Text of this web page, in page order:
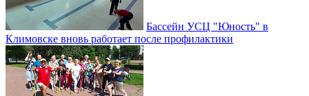
Бассейн УСЦ "Юность" в
Климовске вновь работает после профилактики